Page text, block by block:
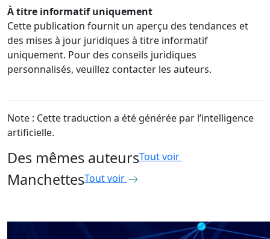
À titre informatif uniquement
Cette publication fournit un aperçu des tendances et
des mises à jour juridiques à titre informatif
uniquement. Pour des conseils juridiques
personnalisés, veuillez contacter les auteurs.
Note : Cette traduction a été générée par l’intelligence
artificielle.
Des mêmes auteursTout voir
ManchettesTout voir